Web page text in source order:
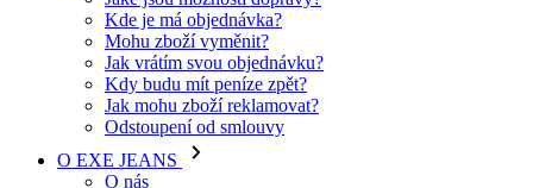
O EXE JEANS
O nás
Kontakt
Prodejny
Ochrana osobních údajů
Všeobecné obchodní podmínky
Kariéra